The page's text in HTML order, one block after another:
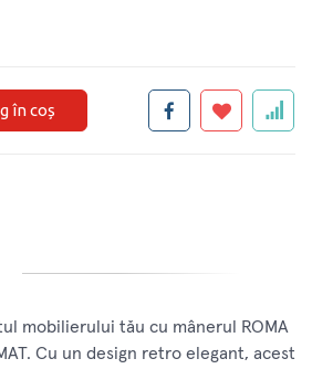
în coș
mobilierului tău cu mânerul ROMA
Cu un design retro elegant, acest